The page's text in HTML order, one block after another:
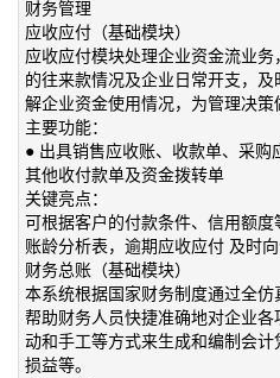
财务管理
应收应付（基础模块）
应收应付模块处理企业资金流业
的往来款情况及企业日常开支，
解企业资金使用情况，为管理决策
主要功能：
● 出具销售应收账、收款单、采购
其他收付款单及资金拨转单
关键亮点：
可根据客户的付款条件、信用额
账龄分析表，逾期应收应付 及时向
财务总账（基础模块）
本系统根据国家财务制度通过全
帮助财务人员快捷准确地对企业
动和手工等方式来生成和编制会
损益等。